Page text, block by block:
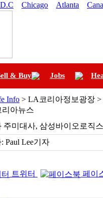
Chicago Atlanta
& Buy Jobs
Info > LA코리아정보광장
아뉴스
주미대사, 삼성바이오로직
Paul Lee기자
트위터
페이